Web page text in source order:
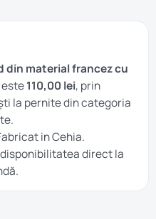
din material francez cu
este110,00 lei, prin
la pernitedin categoria
in Cehia.
disponibilitatea direct la